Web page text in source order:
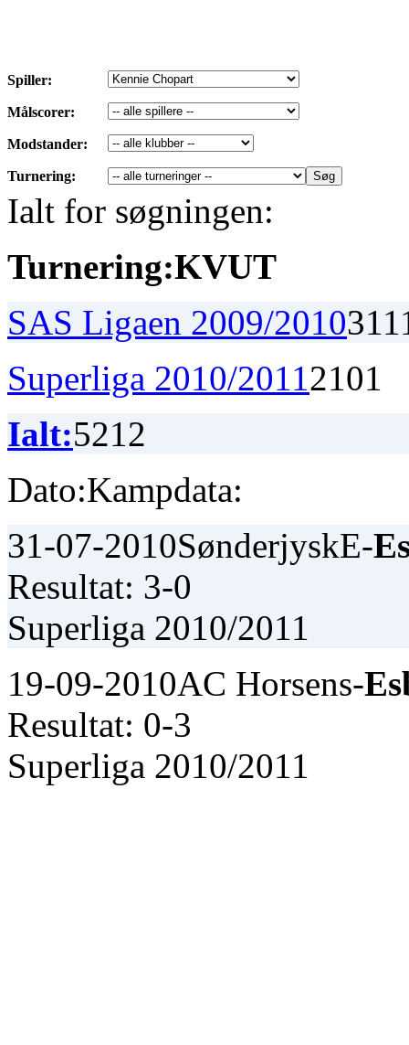
Spiller:
Målscorer:
Modstander:
Turnering:
Ialt for søgningen:
Turnering:KVUT
SAS Ligaen 2009/2010311
Superliga 2010/20112101
Ialt:5212
Dato:Kampdata:
31-07-2010SønderjyskE-
Resultat: 3-0
Superliga 2010/2011
19-09-2010AC Horsens-
Resultat: 0-3
Superliga 2010/2011